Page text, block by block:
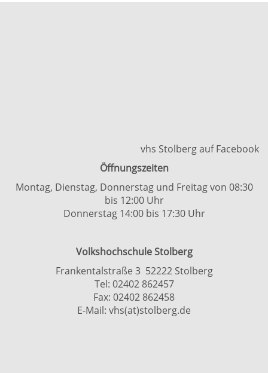
vhs Stolberg auf Facebook
Öffnungszeiten
Montag, Dienstag, Donnerstag und Freitag von 08:30
bis 12:00 Uhr
Donnerstag 14:00 bis 17:30 Uhr
Volkshochschule Stolberg
Frankentalstraße 3 52222 Stolberg
Tel: 02402 862457
Fax: 02402 862458
E-Mail: vhs(at)stolberg.de